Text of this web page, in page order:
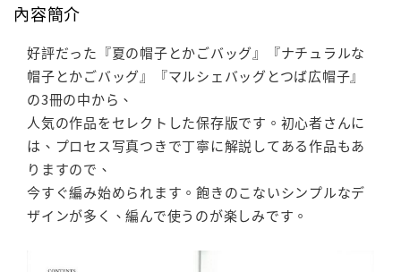
內容簡介
好評だった『夏の帽子とかごバッグ』『ナチュラルな
帽子とかごバッグ』『マルシェバッグとつば広帽子』
の3冊の中から、
人気の作品をセレクトした保存版です。初心者さんに
は、プロセス写真つきで丁寧に解説してある作品もあ
りますので、
今すぐ編み始められます。飽きのこないシンプルなデ
ザインが多く、編んで使うのが楽しみです。